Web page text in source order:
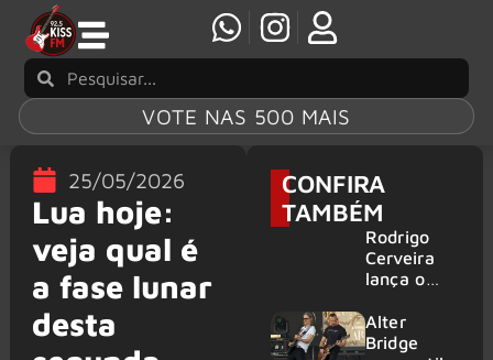
VOTE NAS 500 MAIS
25/05/2026
Lua hoje:
veja qual é
a fase lunar
desta
CONFIRA
TAMBÉM
Rodrigo
Cerveira
lança o
Searcher”
Alter
Bridge